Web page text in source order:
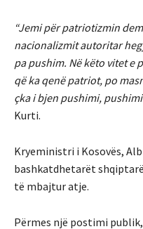
“Jemi për patriotizmin
nacionalizmit autoritar
pa pushim. Në këto vitet e
që ka qenë patriot, po
çka i bjen pushimi,
Kurti.
Kryeministri i Kosovës,
bashkatdhetarët
të mbajtur atje.
Përmes një postimi